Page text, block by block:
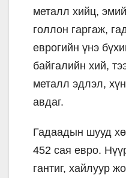
металл хийц,
голлон гаргаж,
еврогийн үнэ
байгалийн хий,
металл эдлэл,
авдаг.
Гадаадын шууд
452 сая евро.
гантиг, хайлуур